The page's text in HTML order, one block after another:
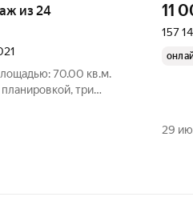
из 24
70.00 кв.м.
три
вид на реку
11
157
29